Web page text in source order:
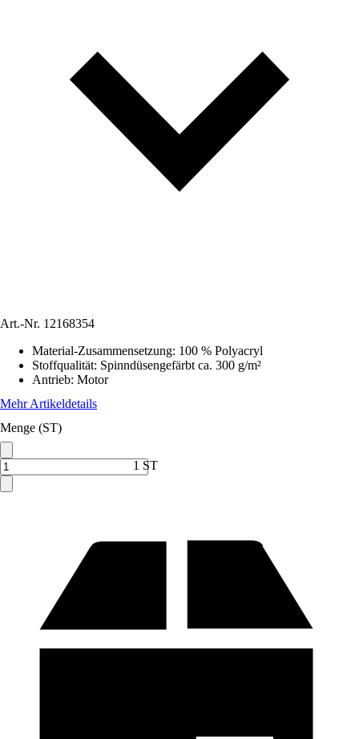
Art.-Nr. 12168354
Material-Zusammensetzung: 100 % Polyacryl
Stoffqualität: Spinndüsengefärbt ca. 300 g/m²
Antrieb: Motor
Mehr Artikeldetails
Menge (ST)
1 ST